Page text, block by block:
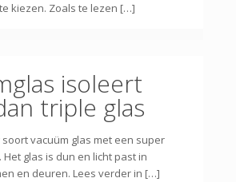
kiezen. Zoals te lezen […]
isoleert
triple glas
soort vacuüm glas met een super
glas is dun en licht past in
en deuren. Lees verder in […]